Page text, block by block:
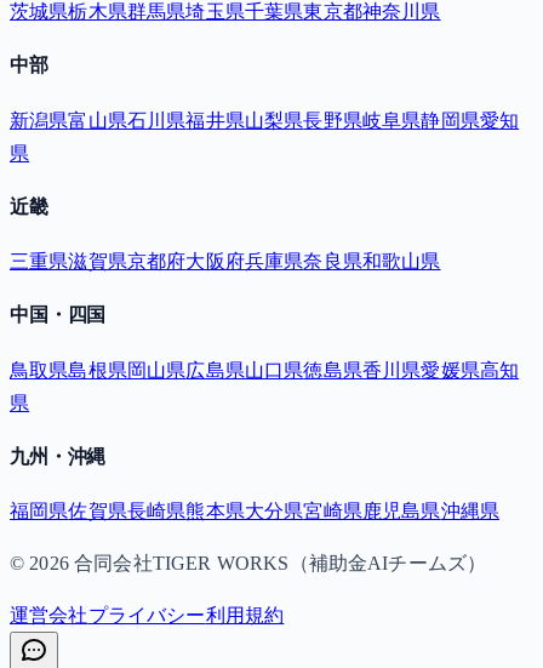
茨城県栃木県群馬県埼玉県千葉県東京都神奈川県
中部
新潟県富山県石川県福井県山梨県長野県岐阜県静岡県愛知
県
近畿
三重県滋賀県京都府大阪府兵庫県奈良県和歌山県
中国・四国
鳥取県島根県岡山県広島県山口県徳島県香川県愛媛県高知
県
九州・沖縄
福岡県佐賀県長崎県熊本県大分県宮崎県鹿児島県沖縄県
© 2026合同会社TIGER WORKS（補助金AIチームズ）
運営会社プライバシー利用規約